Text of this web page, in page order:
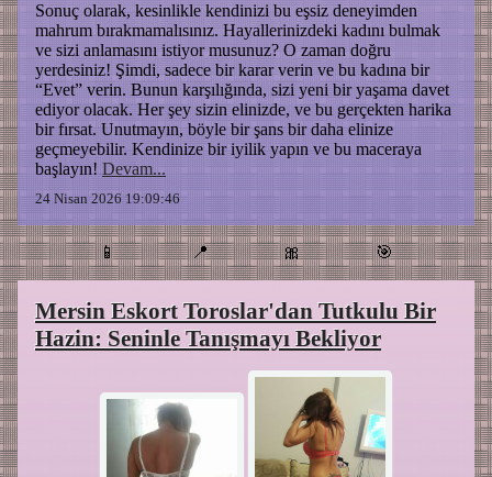
Sonuç olarak, kesinlikle kendinizi bu eşsiz deneyimden
mahrum bırakmamalısınız. Hayallerinizdeki kadını bulmak
ve sizi anlamasını istiyor musunuz? O zaman doğru
yerdesiniz! Şimdi, sadece bir karar verin ve bu kadına bir
“Evet” verin. Bunun karşılığında, sizi yeni bir yaşama davet
ediyor olacak. Her şey sizin elinizde, ve bu gerçekten harika
bir fırsat. Unutmayın, böyle bir şans bir daha elinize
geçmeyebilir. Kendinize bir iyilik yapın ve bu maceraya
başlayın! Devam...
24 Nisan 2026 19:09:46
📱 📍 🎀 🎯
Mersin Eskort Toroslar'dan Tutkulu Bir
Hazin: Seninle Tanışmayı Bekliyor